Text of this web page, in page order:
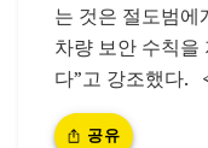
는 것은 절도범에
차량 보안 수칙을
다”고 강조했다.
공유